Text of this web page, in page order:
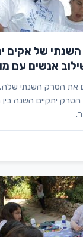
השנתי של אקים
אנשים עם